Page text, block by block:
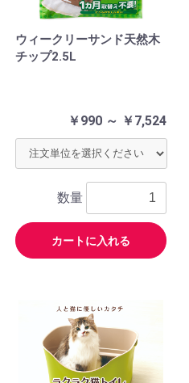
ウィークリーサンド天然木
チップ2.5L
￥990 ～ ￥7,524
数量
カートに入れる